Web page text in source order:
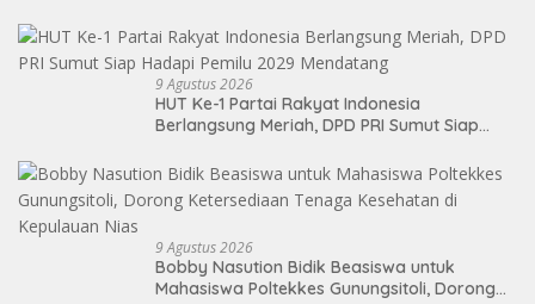
9 Agustus 2026
HUT Ke-1 Partai Rakyat Indonesia
Berlangsung Meriah, DPD PRI Sumut Siap
9 Agustus 2026
Bobby Nasution Bidik Beasiswa untuk
Mahasiswa Poltekkes Gunungsitoli, Dorong